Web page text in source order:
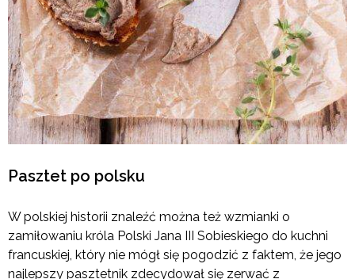
Pasztet po polsku
W polskiej historii znaleźć można też wzmianki o
zamiłowaniu króla Polski Jana III Sobieskiego do kuchni
francuskiej, który nie mógł się pogodzić z faktem, że jego
najlepszy pasztetnik zdecydował się zerwać z